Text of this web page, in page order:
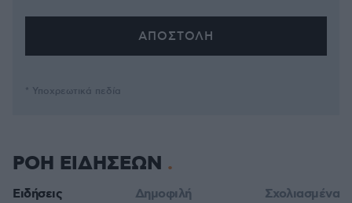
* Υποχρεωτικά πεδία
ΡΟΗ ΕΙΔΗΣΕΩΝ
Ειδήσεις Δημοφιλή Σχολιασμένα